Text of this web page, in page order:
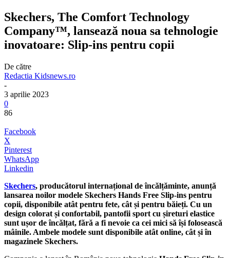
Skechers, The Comfort Technology
Company™, lansează noua sa tehnologie
inovatoare: Slip-ins pentru copii
De către
Redactia Kidsnews.ro
-
3 aprilie 2023
0
86
Facebook
X
Pinterest
WhatsApp
Linkedin
Skechers, producătorul internațional de încălțăminte, anunță
lansarea noilor modele Skechers Hands Free Slip-ins pentru
copii, disponibile atât pentru fete, cât și pentru băieți. Cu un
design colorat și confortabil, pantofii sport cu șireturi elastice
sunt ușor de încălțat, fără a fi nevoie ca cei mici să își folosească
mâinile. Ambele modele sunt disponibile atât online, cât și în
magazinele Skechers.